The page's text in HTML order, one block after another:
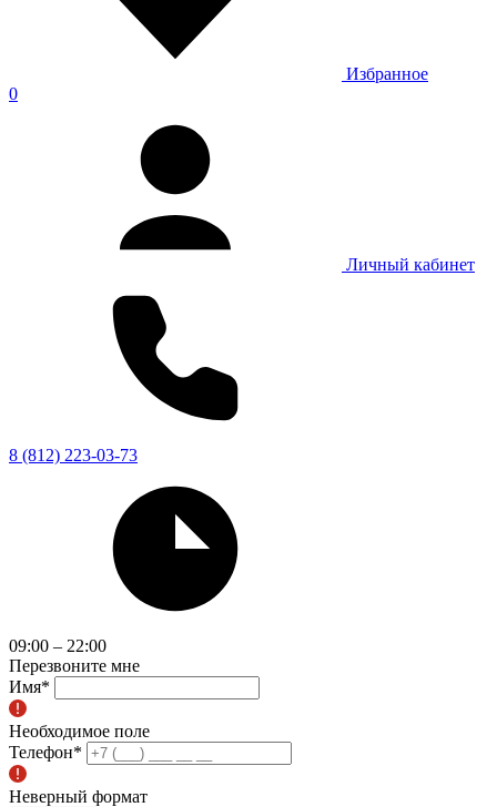
Избранное
0
Личный кабинет
8 (812) 223-03-73
09:00 – 22:00
Перезвоните мне
Имя*
Необходимое поле
Телефон*
Неверный формат